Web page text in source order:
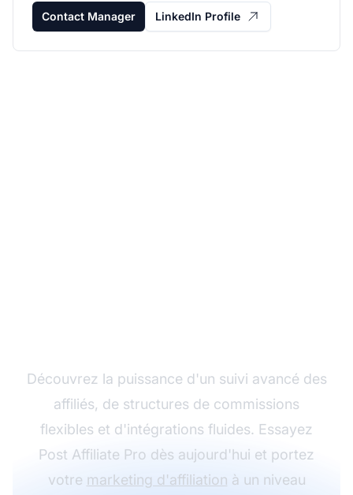
Contact Manager LinkedIn Profile
Découvrez la puissance d'un suivi avancé des
affiliés, de structures de commissions
flexibles et d'intégrations fluides. Essayez
Post Affiliate Pro dès aujourd'hui et portez
votre marketing d'affiliation à un niveau